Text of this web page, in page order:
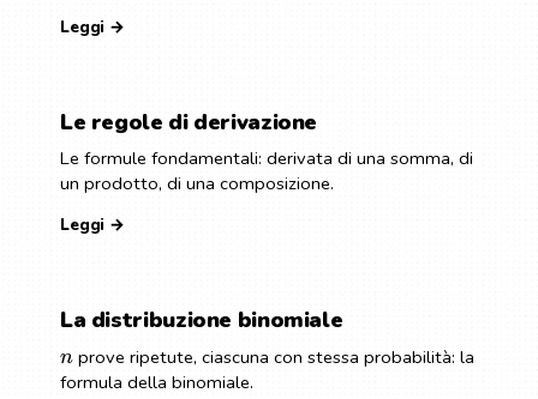
Leggi →
Le regole di derivazione
Le formule fondamentali: derivata di una somma, di
un prodotto, di una composizione.
Leggi →
La distribuzione binomiale
nprove ripetute, ciascuna con stessa probabilità: la
formula della binomiale.